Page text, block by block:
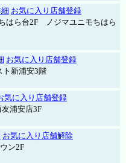
お気に入り店舗登録
はら台2F ノジマユニモちはら
お気に入り店舗登録
ト新浦安3階
気に入り店舗登録
浦安店3F
お気に入り店舗解除
ン2F